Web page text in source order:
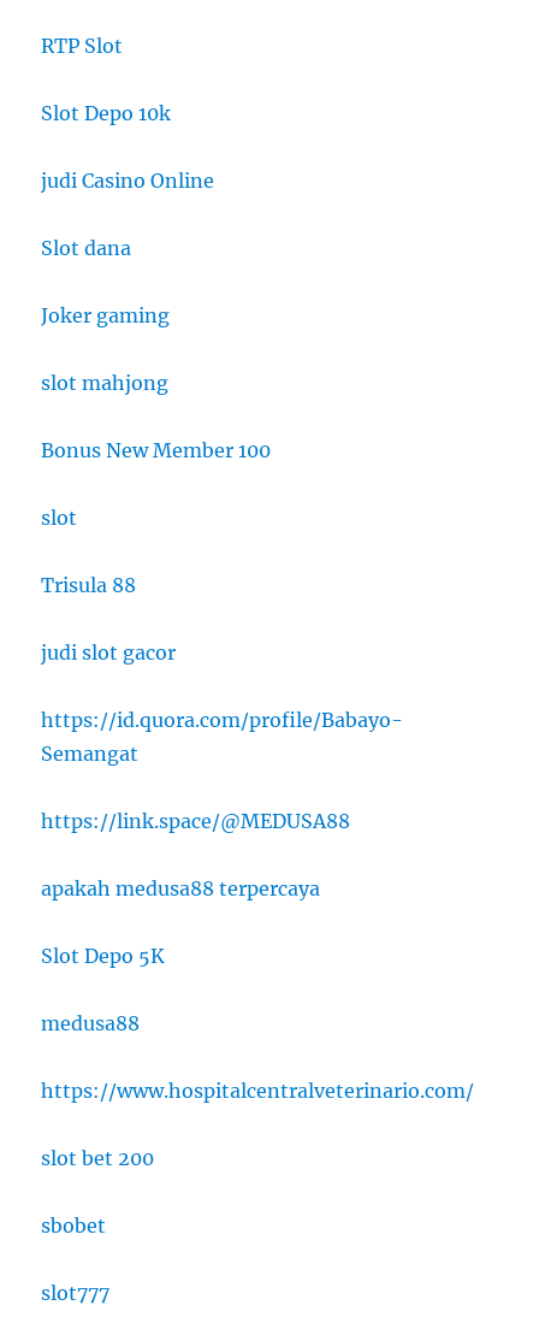
RTP Slot
Slot Depo 10k
judi Casino Online
Slot dana
Joker gaming
slot mahjong
Bonus New Member 100
slot
Trisula 88
judi slot gacor
https://id.quora.com/profile/Babayo-
Semangat
https://link.space/@MEDUSA88
apakah medusa88 terpercaya
Slot Depo 5K
medusa88
https://www.hospitalcentralveterinario.com/
slot bet 200
sbobet
slot777